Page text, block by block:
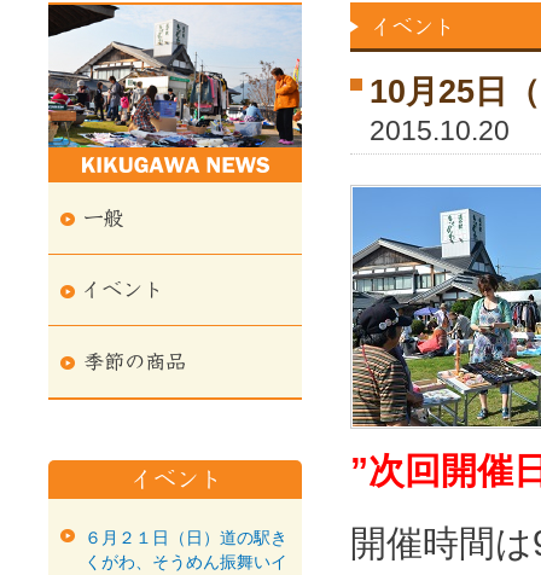
10月25日
2015.10.20
”次回開催
開催時間
６月２１日（日）道の駅き
くがわ、そうめん振舞いイ